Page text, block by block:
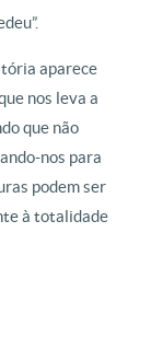
aparece
nos leva a
que não
nos para
podem ser
à totalidade